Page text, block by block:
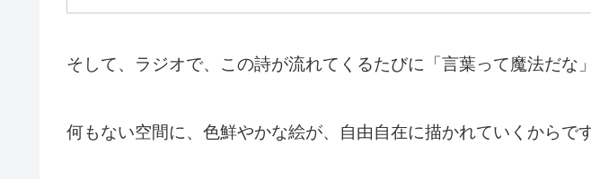
そして、ラジオで、この詩が流れてくるたびに「言葉って魔法だな
何もない空間に、色鮮やかな絵が、自由自在に描かれていくからです